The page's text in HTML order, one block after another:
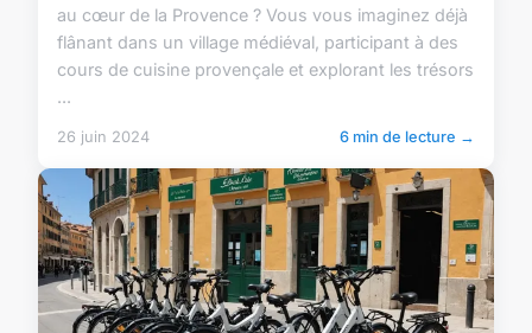
au cœur de la Provence ? Vous vous imaginez déjà
flânant dans un village médiéval, participant à des
cours de cuisine provençale et explorant les trésors
...
26 juin 2024 6 min de lecture →